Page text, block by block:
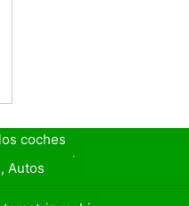
coches
Autos